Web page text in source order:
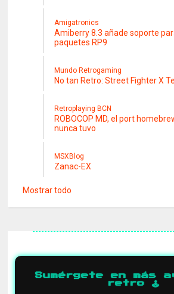
Amigatronics
Amiberry 8.3 añade soporte
paquetes RP9
Mundo Retrogaming
No tan Retro: Street Fighter X
Retroplaying BCN
ROBOCOP MD, el port
nunca tuvo
MSXBlog
Zanac-EX
Mostrar todo
Sumérgete en más
retro 🕹️